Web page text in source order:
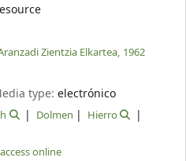
Zientzia Elkartea, 1962
type:electrónico
Dolmen
Hierro
online